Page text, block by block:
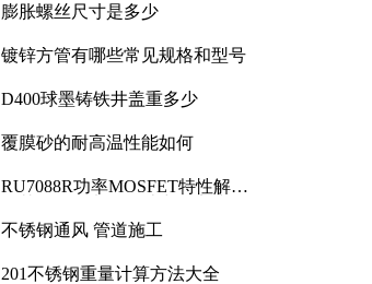
膨胀螺丝尺寸是多少
镀锌方管有哪些常见规格和型号
D400球墨铸铁井盖重多少
覆膜砂的耐高温性能如何
RU7088R功率MOSFET特性解析
不锈钢通风 管道施工
201不锈钢重量计算方法大全